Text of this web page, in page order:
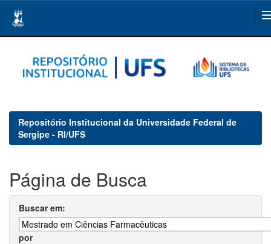
navigation
Repositório Institucional da Universidade Federal de
Sergipe - RI/UFS
Página de Busca
Buscar em:
por